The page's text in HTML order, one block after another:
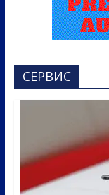
СЕРВИС